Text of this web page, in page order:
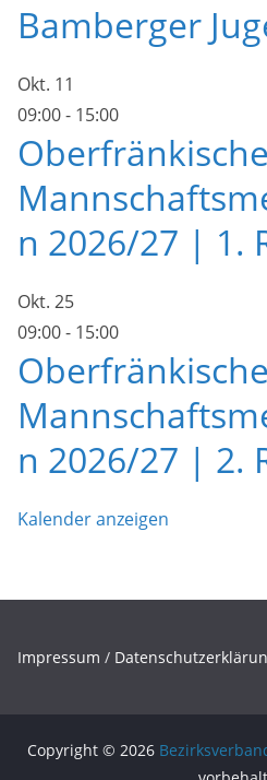
Bamberger
Okt. 11
09:00- 15:00
Oberfränkische
n 2026/27 | 1.
Okt. 25
09:00- 15:00
Oberfränkische
n 2026/27 | 2.
Kalender anzeigen
Impressum /
Copyright © 2026